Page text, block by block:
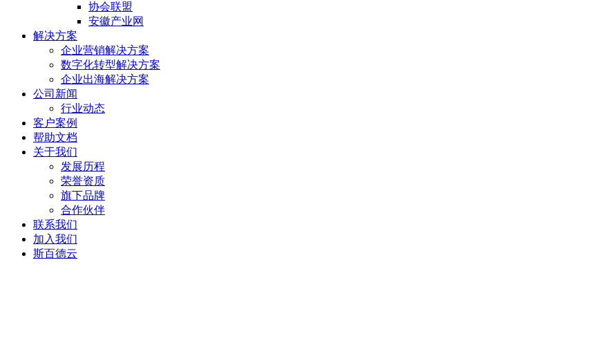
协会联盟
安徽产业网
解决方案
企业营销解决方案
数字化转型解决方案
企业出海解决方案
公司新闻
行业动态
客户案例
帮助文档
关于我们
发展历程
荣誉资质
旗下品牌
合作伙伴
联系我们
加入我们
斯百德云